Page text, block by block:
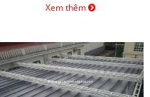
Xem thêm